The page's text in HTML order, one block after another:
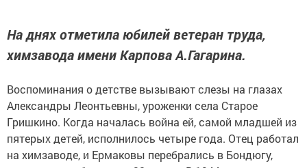
На днях отметила юбилей ветеран труда,
химзавода имени Карпова А.Гагарина.
Воспоминания о детстве вызывают слезы на глазах
Александры Леонтьевны, уроженки села Старое
Гришкино. Когда началась война ей, самой младшей из
пятерых детей, исполнилось четыре года. Отец работал
на химзаводе, и Ермаковы перебрались в Бондюгу,